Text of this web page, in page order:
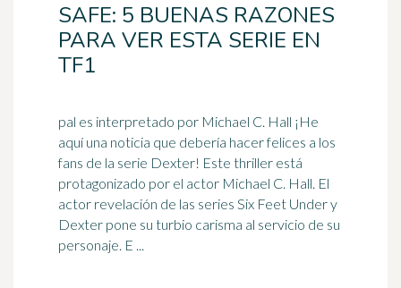
SAFE: 5 BUENAS RAZONES
PARA VER ESTA SERIE EN
TF1
pal es interpretado por Michael C. Hall ¡He
aquí una noticia que debería hacer felices a los
fans de la serie Dexter! Este thriller está
protagonizado por el actor Michael C. Hall. El
actor revelación de las series Six Feet Under y
Dexter pone su turbio carisma al servicio de su
personaje. E ...